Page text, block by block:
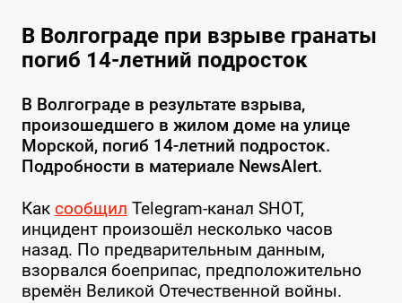
В Волгограде при взрыве гранаты
погиб 14-летний подросток
В Волгограде в результате взрыва,
произошедшего в жилом доме на улице
Морской, погиб 14-летний подросток.
Подробности в материале NewsAlert.
Как сообщил Telegram-канал SHOT,
инцидент произошёл несколько часов
назад. По предварительным данным,
взорвался боеприпас, предположительно
времён Великой Отечественной войны.